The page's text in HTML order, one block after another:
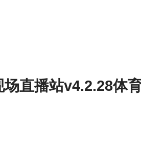
场直播站v4.2.28体